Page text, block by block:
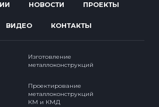
НОВОСТИ ПРОЕКТЫ
ВИДЕО КОНТАКТЫ
Изготовление
металлоконструкций
Проектирование
металлоконструкций
КМ и КМД